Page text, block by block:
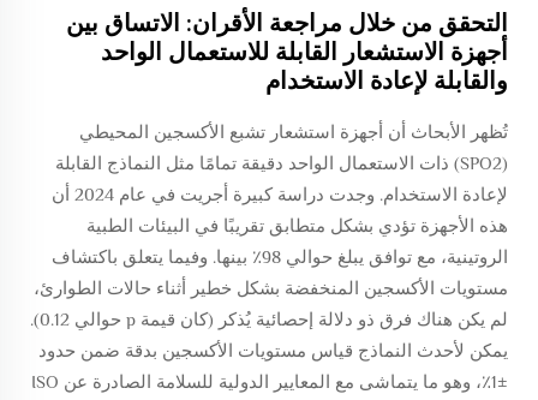
التحقق من خلال مراجعة الأقران: الاتساق بين
أجهزة الاستشعار القابلة للاستعمال الواحد
والقابلة لإعادة الاستخدام
تُظهر الأبحاث أن أجهزة استشعار تشبع الأكسجين المحيطي
(SPO2) ذات الاستعمال الواحد دقيقة تمامًا مثل النماذج القابلة
لإعادة الاستخدام. وجدت دراسة كبيرة أجريت في عام 2024 أن
هذه الأجهزة تؤدي بشكل متطابق تقريبًا في البيئات الطبية
الروتينية، مع توافق يبلغ حوالي 98٪ بينها. وفيما يتعلق باكتشاف
مستويات الأكسجين المنخفضة بشكل خطير أثناء حالات الطوارئ،
لم يكن هناك فرق ذو دلالة إحصائية يُذكر (كان قيمة p حوالي 0.12).
يمكن لأحدث النماذج قياس مستويات الأكسجين بدقة ضمن حدود
±1٪، وهو ما يتماشى مع المعايير الدولية للسلامة الصادرة عن ISO